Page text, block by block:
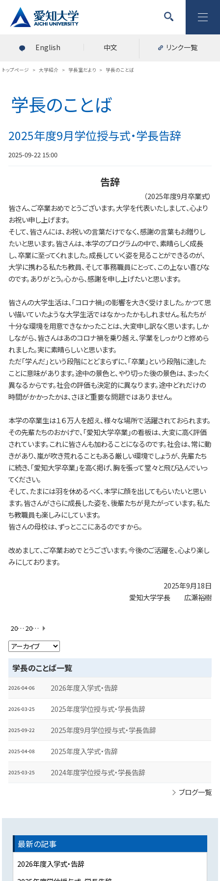
English 中文 リンク一覧
トップページ > 大学紹介 > 学長室だより > 学長のことば
学長のことば
2025年度9月学位授与式・学長告辞
2025-09-22 15:00
告辞
（2025年度9月卒業式）
皆さん、ご卒業おめでとうございます。大学を代表いたしまして、心より
お祝い申し上げます。
そして、皆さんには、お祝いの言葉だけでなく、感謝の言葉もお贈りし
たいと思います。皆さんは、本学のプログラムの中で、素晴らしく成長
し、卒業に至ってくれました。成長していく姿を見ることができるのが、
大学に携わる私たち教員、そして事務職員にとって、この上ない喜びな
のです。ありがとう。心から、感謝を申し上げたいと思います。
皆さんの大学生活は、「コロナ禍」の影響を大きく受けました。かつて思
い描いていたような大学生活ではなかったかもしれません。私たちが
十分な環境を用意できなかったことは、大変申し訳なく思います。しか
しながら、皆さんはあのコロナ禍を乗り越え、学業をしっかりと修めら
れました。実に素晴らしいと思います。
ただ「学んだ」という段階にとどまらずに、「卒業」という段階に達した
ことに意味があります。途中の景色と、やり切った後の景色は、まったく
異なるからです。社会の評価も決定的に異なります。途中どれだけの
時間がかかったかは、さほど重要な問題ではありません。
本学の卒業生は１６万人を超え、様々な場所で活躍されておられます。
その先輩たちのおかげで、「愛知大学卒業」の看板は、大変に高く評価
されています。これに皆さんも加わることになるのです。社会は、常に動
きがあり、嵐が吹き荒れることもある厳しい環境でしょうが、先輩たち
に続き、「愛知大学卒業」を高く掲げ、胸を張って堂々と飛び込んでいっ
てください。
そして、たまには羽を休めるべく、本学に顔を出してもらいたいと思い
ます。皆さんがさらに成長した姿を、後輩たちが見たがっています。私た
ち教職員も楽しみにしています。
皆さんの母校は、ずっとここにあるのですから。
改めまして、ご卒業おめでとうございます。今後のご活躍を、心より楽し
みにしております。
2025年9月18日
愛知大学学長 広瀬裕樹
2025年度入学式・告辞 2025年度学位授与式・学長告辞
学長のことば一覧
2026-04-06 2026年度入学式・告辞
2026-03-25 2025年度学位授与式・学長告辞
2025-09-22 2025年度9月学位授与式・学長告辞
2025-04-08 2025年度入学式・告辞
2025-03-25
2024年度学位授与式・学長告辞
ブログ一覧
最新の記事
2026年度入学式・告辞